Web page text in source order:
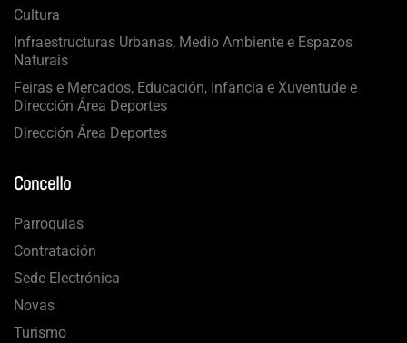
Cultura
Infraestructuras Urbanas, Medio Ambiente e Espazos
Naturais
Feiras e Mercados, Educación, Infancia e Xuventude e
Dirección Área Deportes
Dirección Área Deportes
Concello
Parroquias
Contratación
Sede Electrónica
Novas
Turismo